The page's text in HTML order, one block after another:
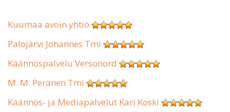
Kuumaa avoin yhtiö
Palojärvi Johannes Tmi
Käännöspalvelu Versonord
M. M. Peränen Tmi
Käännös- ja Mediapalvelut Kari Koski